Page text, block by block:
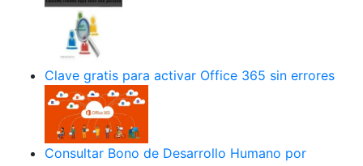
Clave gratis para activar Office 365 sin errores
Consultar Bono de Desarrollo Humano por